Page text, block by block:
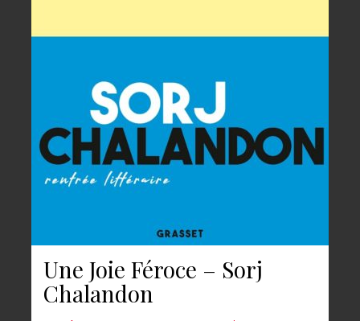
Une Joie Féroce – Sorj
Chalandon